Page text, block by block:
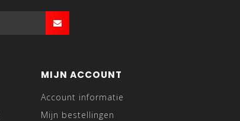
MIJN ACCOUNT
Account informatie
Mijn bestellingen